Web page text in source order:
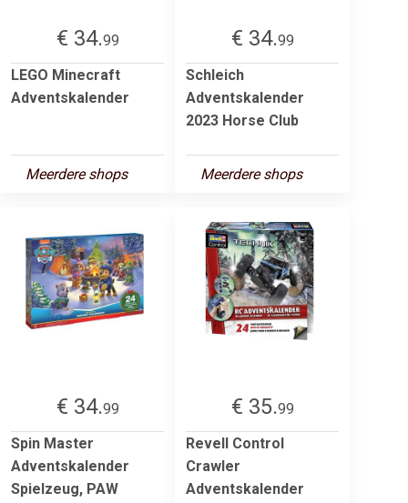
€ 34.99
LEGO Minecraft
Adventskalender
Meerdere shops
€ 34.99
Schleich
Adventskalender
2023 Horse Club
Meerdere shops
€ 34.99
Spin Master
Adventskalender
Spielzeug, PAW
€ 35.99
Revell Control
Crawler
Adventskalender